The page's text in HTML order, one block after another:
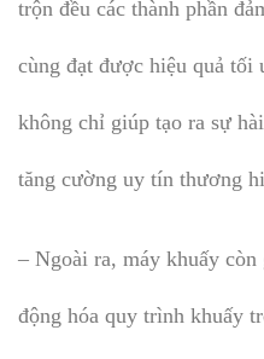
trộn đều các thành phần
cùng đạt được hiệu quả
không chỉ giúp tạo ra sự
tăng cường uy tín thương
– Ngoài ra, máy khuấy
động hóa quy trình khuấy